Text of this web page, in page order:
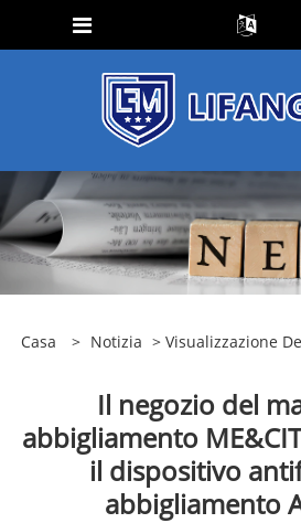
Casa > Notizia > Visualizzazione
Il negozio del
abbigliamento
il dispositivo
abbigliamento